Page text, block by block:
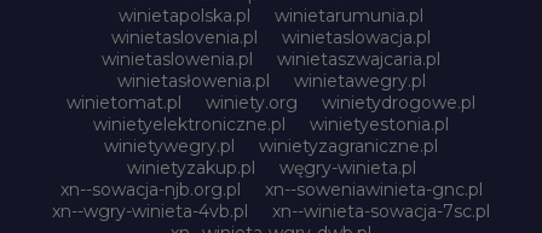
winietapolska.pl
winietarumunia.pl
winietaslovenia.pl
winietaslowacja.pl
winietaslowenia.pl
winietaszwajcaria.pl
winietasłowenia.pl
winietawegry.pl
winietomat.pl
winiety.org
winietydrogowe.pl
winietyelektroniczne.pl
winietyestonia.pl
winietywegry.pl
winietyzagraniczne.pl
winietyzakup.pl
węgry-winieta.pl
xn--sowacja-njb.org.pl
xn--soweniawinieta-gnc.pl
xn--wgry-winieta-4vb.pl
xn--winieta-sowacja-7sc.pl